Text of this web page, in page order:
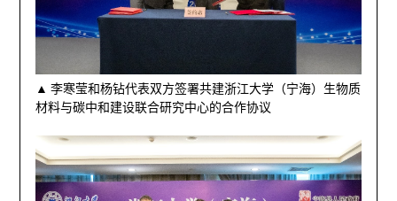
▲ 李寒莹和杨钻代表双方签署共建浙江大学（宁海）生物质
材料与碳中和建设联合研究中心的合作协议